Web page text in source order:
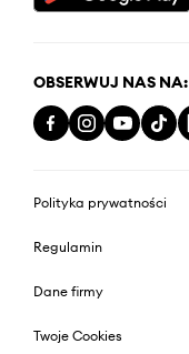
OBSERWUJ NAS NA:
Polityka prywatności
Regulamin
Dane firmy
Twoje Cookies